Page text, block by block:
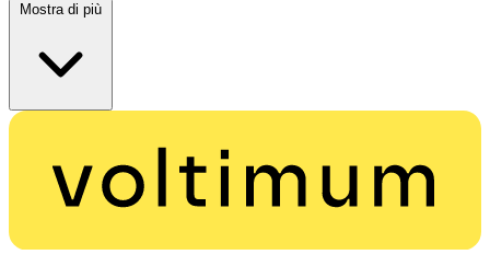
Mostra di più